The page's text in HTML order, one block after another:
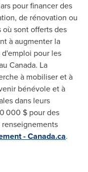
pour financer des
de rénovation ou
sont offerts des
à augmenter la
pour les
Canada. La
à mobiliser et à
bénévole et à
dans leurs
000 $ pour des
- Canada.ca.